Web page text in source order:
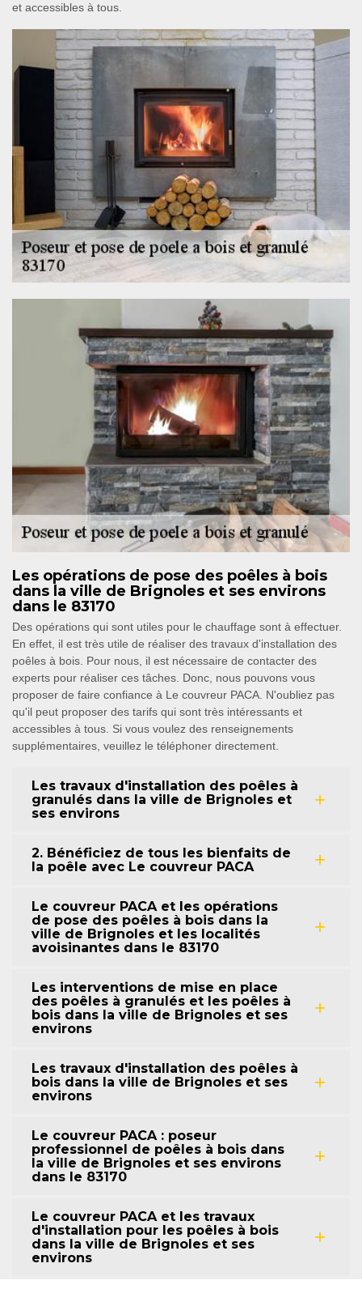
et accessibles à tous.
Les opérations de pose des poêles à bois
dans la ville de Brignoles et ses environs
dans le 83170
Des opérations qui sont utiles pour le chauffage sont à effectuer.
En effet, il est très utile de réaliser des travaux d'installation des
poêles à bois. Pour nous, il est nécessaire de contacter des
experts pour réaliser ces tâches. Donc, nous pouvons vous
proposer de faire confiance à Le couvreur PACA. N'oubliez pas
qu'il peut proposer des tarifs qui sont très intéressants et
accessibles à tous. Si vous voulez des renseignements
supplémentaires, veuillez le téléphoner directement.
Les travaux d'installation des poêles à
granulés dans la ville de Brignoles et
ses environs
2. Bénéficiez de tous les bienfaits de
la poêle avec Le couvreur PACA
Le couvreur PACA et les opérations
de pose des poêles à bois dans la
ville de Brignoles et les localités
avoisinantes dans le 83170
Les interventions de mise en place
des poêles à granulés et les poêles à
bois dans la ville de Brignoles et ses
environs
Les travaux d'installation des poêles à
bois dans la ville de Brignoles et ses
environs
Le couvreur PACA : poseur
professionnel de poêles à bois dans
la ville de Brignoles et ses environs
dans le 83170
Le couvreur PACA et les travaux
d'installation pour les poêles à bois
dans la ville de Brignoles et ses
environs